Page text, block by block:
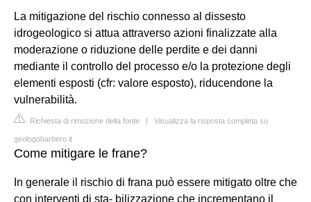
La mitigazione del rischio connesso al dissesto
idrogeologico si attua attraverso azioni finalizzate alla
moderazione o riduzione delle perdite e dei danni
mediante il controllo del processo e/o la protezione degli
elementi esposti (cfr: valore esposto), riducendone la
vulnerabilità.
Richiesta di rimozione della fonte | Visualizza la risposta completa su
geologobarbero.it
Come mitigare le frane?
In generale il rischio di frana può essere mitigato oltre che
con interventi di sta- bilizzazione che incrementano il